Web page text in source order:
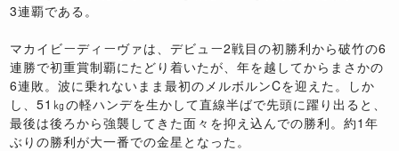
3連覇である。
マカイビーディーヴァは、デビュー2戦目の初勝利から破竹の6
連勝で初重賞制覇にたどり着いたが、年を越してからまさかの
6連敗。波に乗れないまま最初のメルボルンCを迎えた。しか
し、51㎏の軽ハンデを生かして直線半ばで先頭に躍り出ると、
最後は後ろから強襲してきた面々を抑え込んでの勝利。約1年
ぶりの勝利が大一番での金星となった。